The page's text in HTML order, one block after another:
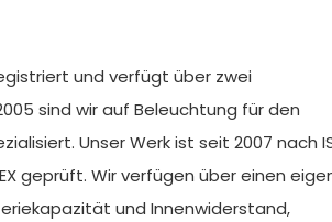
und verfügt über zwei
sind wir auf Beleuchtung für den
Unser Werk ist seit 2007 nach
geprüft. Wir verfügen über einen
und Innenwiderstand,